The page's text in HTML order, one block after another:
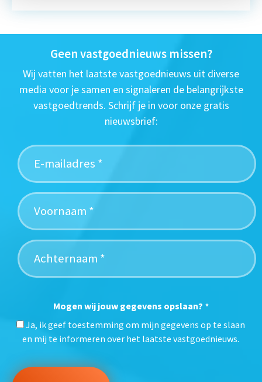
Geen vastgoednieuws missen?
Wij vatten het laatste vastgoednieuws uit diverse
media voor je samen en signaleren de belangrijkste
vastgoedtrends. Schrijf je in voor onze gratis
nieuwsbrief:
Mogen wij jouw gegevens opslaan? *
Ja, ik geef toestemming om mijn gegevens op te slaan
en mij te informeren over het laatste vastgoednieuws.